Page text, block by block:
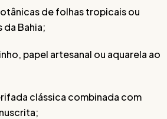
de folhas tropicais ou
Bahia;
papel artesanal ou aquarela ao
clássica combinada com